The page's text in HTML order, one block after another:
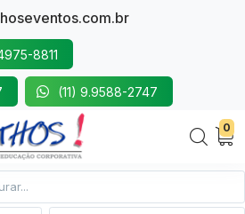
8811
(11) 9.9588-2747
0